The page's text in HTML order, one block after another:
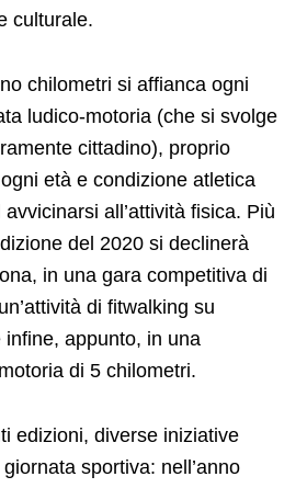
culturale.
chilometri si affianca ogni
ludico-motoria (che si svolge
cittadino), proprio
età e condizione atletica
all’attività fisica. Più
del 2020 si declinerà
in una gara competitiva di
di fitwalking su
appunto, in una
di 5 chilometri.
edizioni, diverse iniziative
sportiva: nell’anno